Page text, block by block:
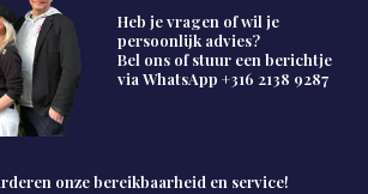
Heb je vragen of wil je
persoonlijk advies?
Bel ons of stuur een berichtje
via WhatsApp +316 2138 9287
onze bereikbaarheid en service!